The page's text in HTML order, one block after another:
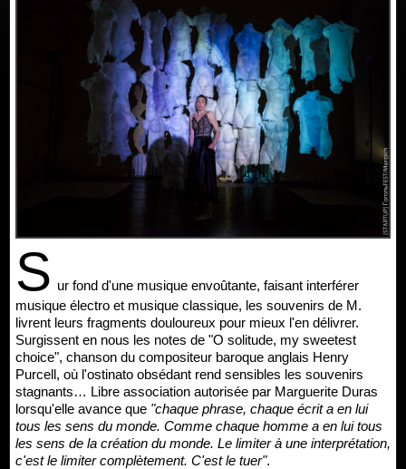
S ur fond d'une musique envoûtante, faisant interférer
musique électro et musique classique, les souvenirs de M.
livrent leurs fragments douloureux pour mieux l'en délivrer.
Surgissent en nous les notes de "O solitude, my sweetest
choice", chanson du compositeur baroque anglais Henry
Purcell, où l'ostinato obsédant rend sensibles les souvenirs
stagnants… Libre association autorisée par Marguerite Duras
lorsqu'elle avance que "chaque phrase, chaque écrit a en lui
tous les sens du monde. Comme chaque homme a en lui tous
les sens de la création du monde. Le limiter à une interprétation,
c'est le limiter complètement. C'est le tuer".